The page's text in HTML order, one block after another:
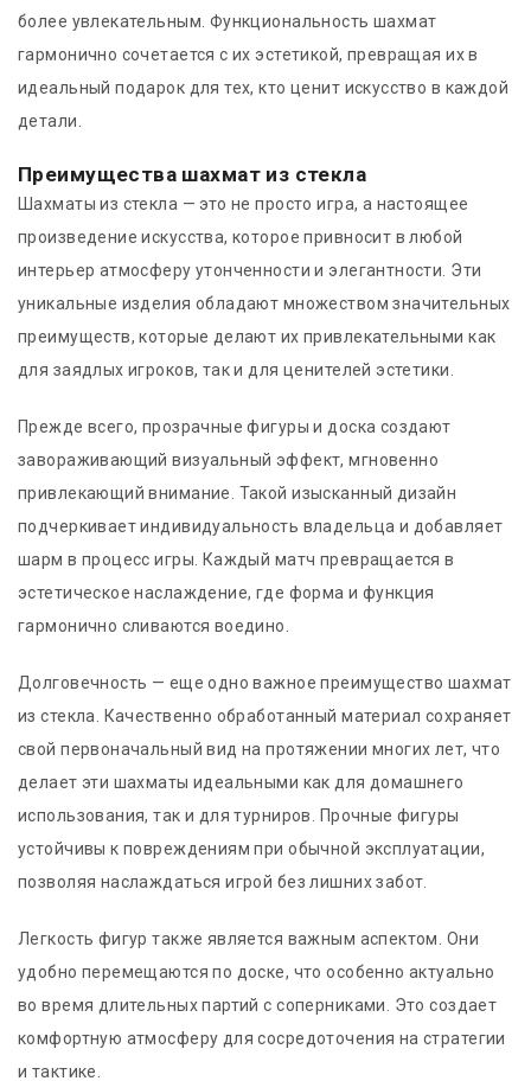
более увлекательным. Функциональность шахмат
гармонично сочетается с их эстетикой, превращая их в
идеальный подарок для тех, кто ценит искусство в каждой
детали.
Преимущества шахмат из стекла
Шахматы из стекла — это не просто игра, а настоящее
произведение искусства, которое привносит в любой
интерьер атмосферу утонченности и элегантности. Эти
уникальные изделия обладают множеством значительных
преимуществ, которые делают их привлекательными как
для заядлых игроков, так и для ценителей эстетики.
Прежде всего, прозрачные фигуры и доска создают
завораживающий визуальный эффект, мгновенно
привлекающий внимание. Такой изысканный дизайн
подчеркивает индивидуальность владельца и добавляет
шарм в процесс игры. Каждый матч превращается в
эстетическое наслаждение, где форма и функция
гармонично сливаются воедино.
Долговечность — еще одно важное преимущество шахмат
из стекла. Качественно обработанный материал сохраняет
свой первоначальный вид на протяжении многих лет, что
делает эти шахматы идеальными как для домашнего
использования, так и для турниров. Прочные фигуры
устойчивы к повреждениям при обычной эксплуатации,
позволяя наслаждаться игрой без лишних забот.
Легкость фигур также является важным аспектом. Они
удобно перемещаются по доске, что особенно актуально
во время длительных партий с соперниками. Это создает
комфортную атмосферу для сосредоточения на стратегии
и тактике.